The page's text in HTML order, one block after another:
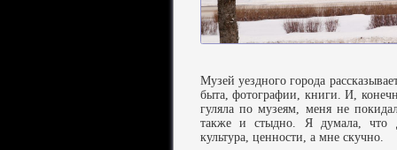
Музей уездного города
быта, фотографии, книги. И,
гуляла по музеям, меня не
также и стыдно. Я думала, что
культура, ценности, а мне скучно.